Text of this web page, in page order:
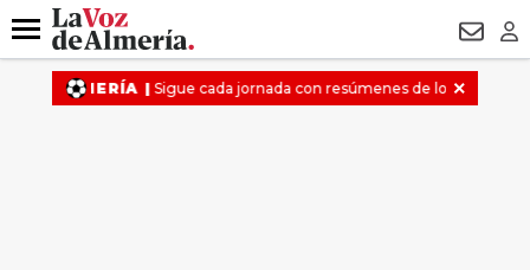
DESTACADO
Menú